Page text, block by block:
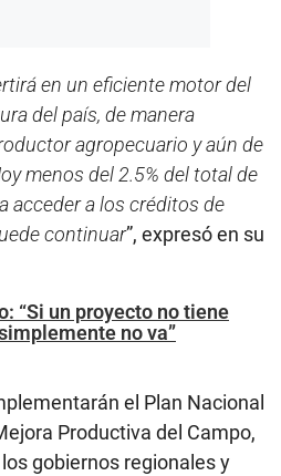
en un eficiente motor del
del país, de manera
agropecuario y aún de
menos del 2.5% del total de
acceder a los créditos de
continuar”, expresó en su
“Si un proyecto no tiene
no va”
el Plan Nacional
Productiva del Campo,
gobiernos regionales y